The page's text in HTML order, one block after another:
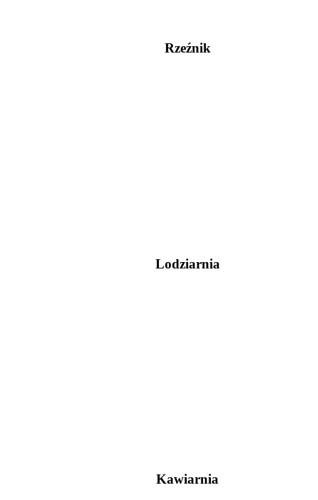
Rzeźnik
Lodziarnia
Kawiarnia